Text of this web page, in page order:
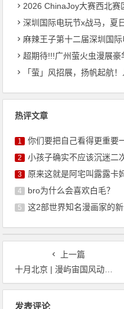
2026 ChinaJoy大赛西北赛
深圳国际电玩节x战马，夏
麻辣王子第十二届深圳国
超期待!!!广州萤火虫漫展豪华
「萤」风招展，扬帆起航
热评文章
1 你们要把自己看得更重要
2 小孩子确实不应该沉迷二
3 原来这就是阿宅叫露露卡
4 bro为什么会喜欢白毛？
5 这2部世界知名漫画家的
上一篇
十月北京 | 漫屿宙国风动漫嘉年华 与你不见不散！
发表评论